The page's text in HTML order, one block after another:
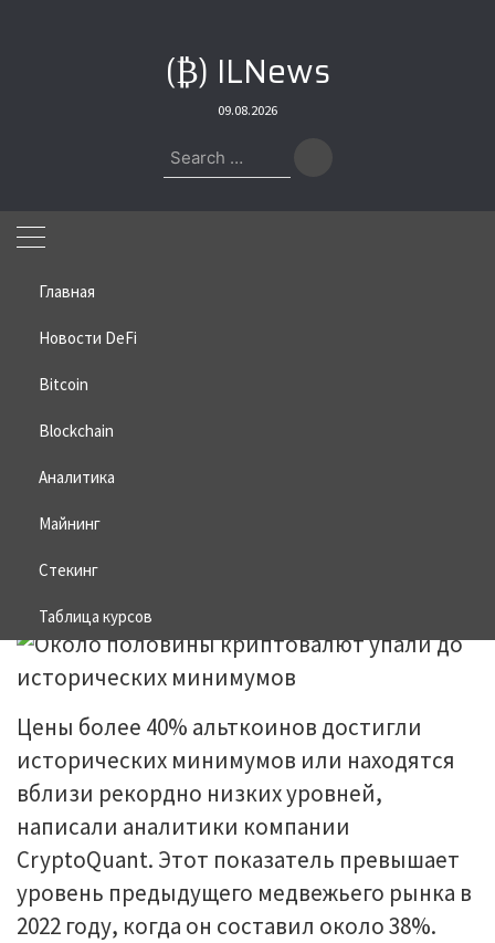
(₿) ILNews
09.08.2026
Search
for:
Главная
Новости DeFi
Bitcoin
Blockchain
Аналитика
Майнинг
Стекинг
Таблица курсов
Home»Bitcoin
упали до исторических
минимумов
01.04.2026
Цены более 40% альткоинов достигли
исторических минимумов или находятся
вблизи рекордно низких уровней,
написали аналитики компании
CryptoQuant. Этот показатель превышает
уровень предыдущего медвежьего рынка в
2022 году, когда он составил около 38%.